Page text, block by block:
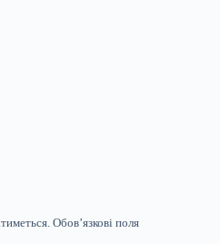
Обов’язкові поля